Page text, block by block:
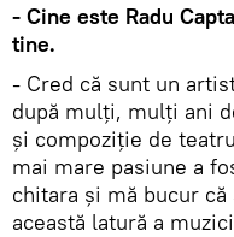
- Cine este Radu
tine.
- Cred că sunt un
după mulți, mulți ani
și compoziție de
mai mare pasiune a
chitara și mă bucur
această latură a